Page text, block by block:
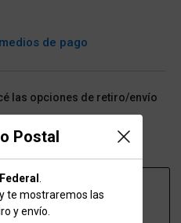
Postal
te mostraremos las
y envío.
de pago
las opciones de retiro/envío
Envío